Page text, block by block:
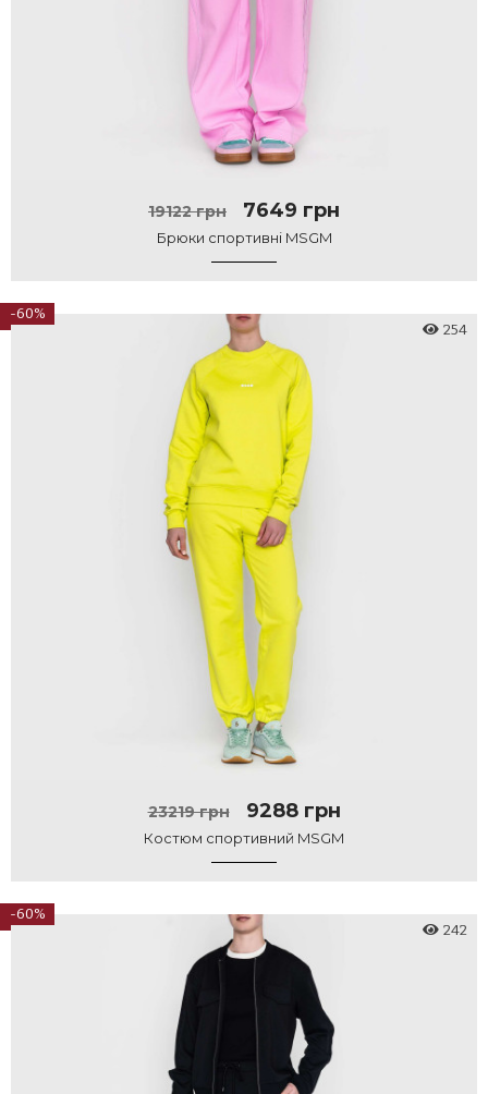
19122 грн 7649 грн
Брюки спортивні MSGM
-60%
23219 грн 9288 грн
Костюм спортивний MSGM
254
-60%
242